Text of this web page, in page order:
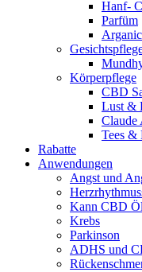
Hanf-
Parfüm
Körperpflege
CBD
Lust &
Claude
Tees &
Rabatte
Anwendungen
Angst und
Kann CBD
Krebs
Parkinson
ADHS und